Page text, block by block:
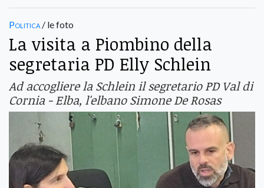
Politica / le foto
La visita a Piombino della
segretaria PD Elly Schlein
Ad accogliere la Schlein il segretario PD Val di
Cornia - Elba, l'elbano Simone De Rosas